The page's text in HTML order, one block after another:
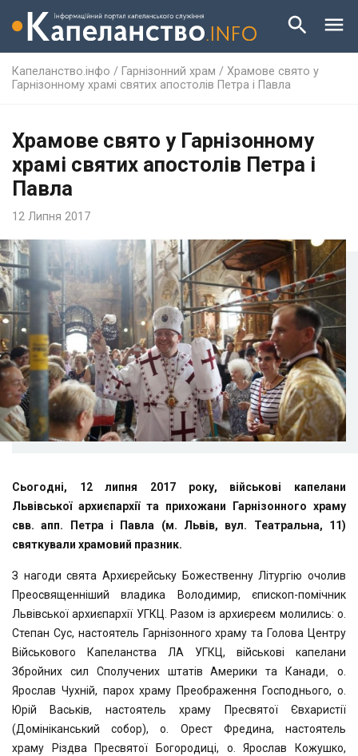
Капеланство.інфо / Гарнізонний храм / Храмове свято у
Гарнізонному храмі святих апостолів Петра і Павла
Храмове свято у Гарнізонному
храмі святих апостолів Петра і
Павла
12 Липня 2017
Сьогодні, 12 липня 2017 року, військові капелани
Львівської архиєпархії та прихожани Гарнізонного храму
свв. апп. Петра і Павла (м. Львів, вул. Театральна, 11)
святкували храмовий празник.
З нагоди свята Архиєрейську Божественну Літургію очолив
Преосвященніший владика Володимир, єпископ-помічник
Львівської архиєпархії УГКЦ. Разом із архиєреєм молились: о.
Степан Сус, настоятель Гарнізонного храму та Голова Центру
Військового Капеланства ЛА УГКЦ, військові капелани
Збройних сил Сполучених штатів Америки та Канади,о.
Ярослав Чухній, парох храму Преображення Господнього, о.
Юрій Васьків, настоятель храму Пресвятої Євхаристії
(Домініканський собор), о. Орест Фредина, настоятель
храму Різдва Пресвятої Богородиці, о. Ярослав Кожушко,